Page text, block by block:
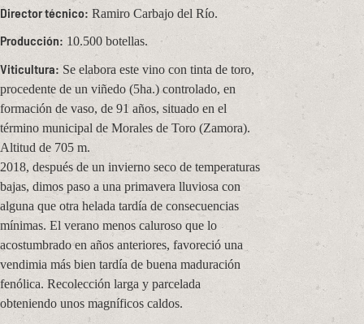
Director técnico: Ramiro Carbajo del Río.
Producción: 10.500 botellas.
Viticultura: Se elabora este vino con tinta de toro,
procedente de un viñedo (5ha.) controlado, en
formación de vaso, de 91 años, situado en el
término municipal de Morales de Toro (Zamora).
Altitud de 705 m.
2018, después de un invierno seco de temperaturas
bajas, dimos paso a una primavera lluviosa con
alguna que otra helada tardía de consecuencias
mínimas. El verano menos caluroso que lo
acostumbrado en años anteriores, favoreció una
vendimia más bien tardía de buena maduración
fenólica. Recolección larga y parcelada
obteniendo unos magníficos caldos.